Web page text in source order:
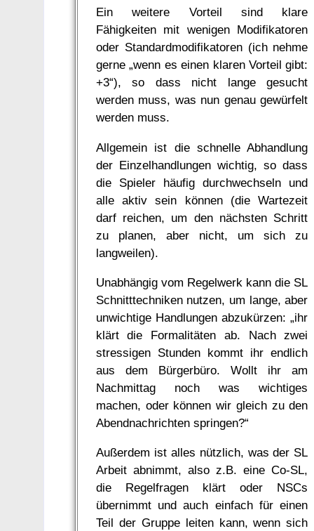
Ein weitere Vorteil sind klare
Fähigkeiten mit wenigen Modifikatoren
oder Standardmodifikatoren (ich nehme
gerne „wenn es einen klaren Vorteil gibt:
+3“), so dass nicht lange gesucht
werden muss, was nun genau gewürfelt
werden muss.
Allgemein ist die schnelle Abhandlung
der Einzelhandlungen wichtig, so dass
die Spieler häufig durchwechseln und
alle aktiv sein können (die Wartezeit
darf reichen, um den nächsten Schritt
zu planen, aber nicht, um sich zu
langweilen).
Unabhängig vom Regelwerk kann die SL
Schnitttechniken nutzen, um lange, aber
unwichtige Handlungen abzukürzen: „ihr
klärt die Formalitäten ab. Nach zwei
stressigen Stunden kommt ihr endlich
aus dem Bürgerbüro. Wollt ihr am
Nachmittag noch was wichtiges
machen, oder können wir gleich zu den
Abendnachrichten springen?“
Außerdem ist alles nützlich, was der SL
Arbeit abnimmt, also z.B. eine Co-SL,
die Regelfragen klärt oder NSCs
übernimmt und auch einfach für einen
Teil der Gruppe leiten kann, wenn sich